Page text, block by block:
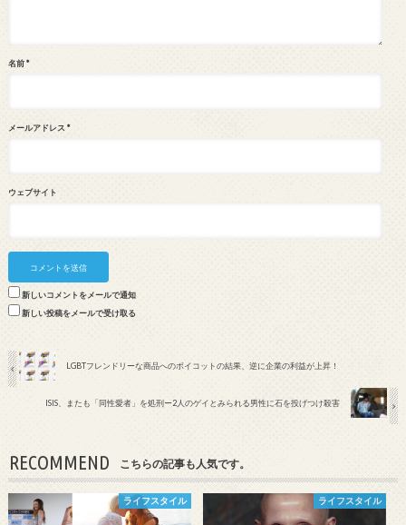
名前 *
メールアドレス *
ウェブサイト
新しいコメントをメールで通知
新しい投稿をメールで受け取る
LGBTフレンドリーな商品へのボイコットの結果、逆に企業の利益が上昇！
ISIS、またも「同性愛者」を処刑ー2人のゲイとみられる男性に石を投げつけ殺害
RECOMMEND こちらの記事も人気です。
ライフスタイル ライフスタイル